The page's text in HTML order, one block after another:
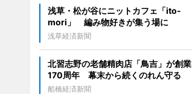
浅草・松が谷にニットカフェ「ito-
mori」 編み物好きが集う場に
浅草経済新聞
北習志野の老舗精肉店「鳥吉」が創業
170周年 幕末から続くのれん守る
船橋経済新聞